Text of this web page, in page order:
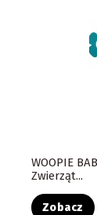
WOOPIE
Zwierząt...
Zobacz